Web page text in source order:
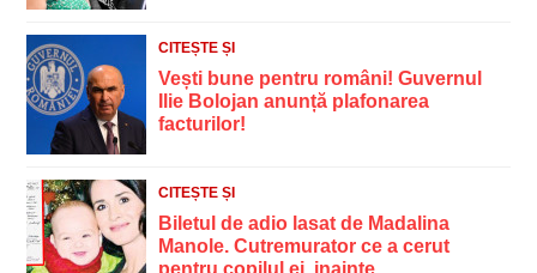
CITEȘTE ȘI
Vești bune pentru români! Guvernul
Ilie Bolojan anunță plafonarea
facturilor!
CITEȘTE ȘI
Biletul de adio lasat de Madalina
Manole. Cutremurator ce a cerut